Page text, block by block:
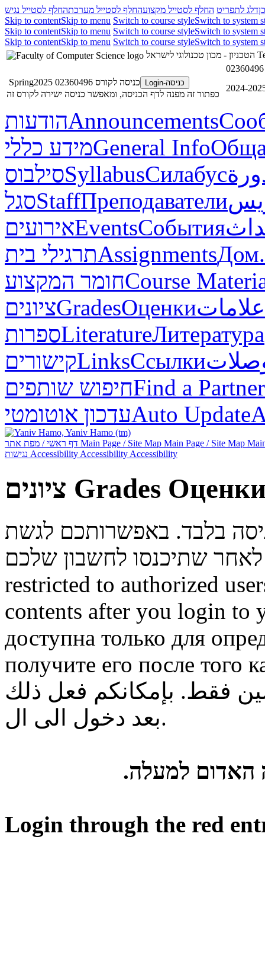
דלג לתפריט החלף לסטייל מקצועהחלף לסטייל מערכתהחלף לסטייל נגיש
Skip to contentSkip to menu Switch to course styleSwitch to system
Skip to contentSkip to menu Switch to course styleSwitch to system
Skip to contentSkip to menu Switch to course styleSwitch to system
כניסה-Login
כניסה לקורס 02360496 Spring2025
כפתור זה מפנה לדף הכניסה, ומאפשר כניסה ישירה לקורס זה
הודעותAnnouncements
מידע כלליGeneral Info
סילבוסSyllabusСилабус
סגלStaffПреподаватели
אירועיםEventsСобытия
תרגילי ביתAssignmentsДом.
חומר המקצועCourse
ציוניםGradesОценкиعلامات
ספרותLiteratureЛитература
קישוריםLinksСсылки
חיפוש שותפיםFind a Partner
עדכון אוטומטיAuto Update
Main Page / Site Map Main Page / Site Map
Accessibility Accessibility Accessibility
ציונים Grades
בלבד. באפשרותכם לגשת
restricted to authorized
contents after you login to
доступна только для
получите его после того
فقط. بإمكانكم فعل ذلك
بعد دخول الى ال.
האדום למעלה.
Login through the red